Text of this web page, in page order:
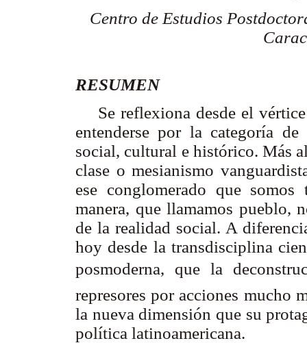
Centro de Estudios
RESUMEN
Se reflexiona desde el
entenderse por la categoría
social, cultural e histórico. Más
clase o mesianismo
ese conglomerado que
manera, que llamamos pueblo,
de la realidad social. A
hoy desde la transdisciplina
posmoderna, que la
represores por acciones mucho
la nueva dimensión que su
política latinoamericana.